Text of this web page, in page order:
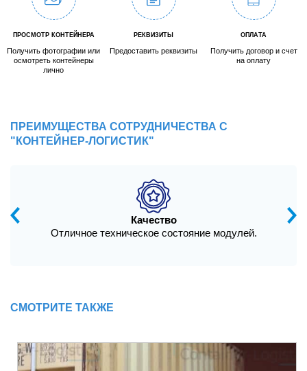
ПРОСМОТР КОНТЕЙНЕРА
Получить фотографии или
осмотреть контейнеры
лично
РЕКВИЗИТЫ
Предоставить реквизиты
ОПЛАТА
Получить договор и счет
на оплату
ПРЕИМУЩЕСТВА СОТРУДНИЧЕСТВА С
"КОНТЕЙНЕР-ЛОГИСТИК"
Качество
Отличное техническое состояние модулей.
СМОТРИТЕ ТАКЖЕ